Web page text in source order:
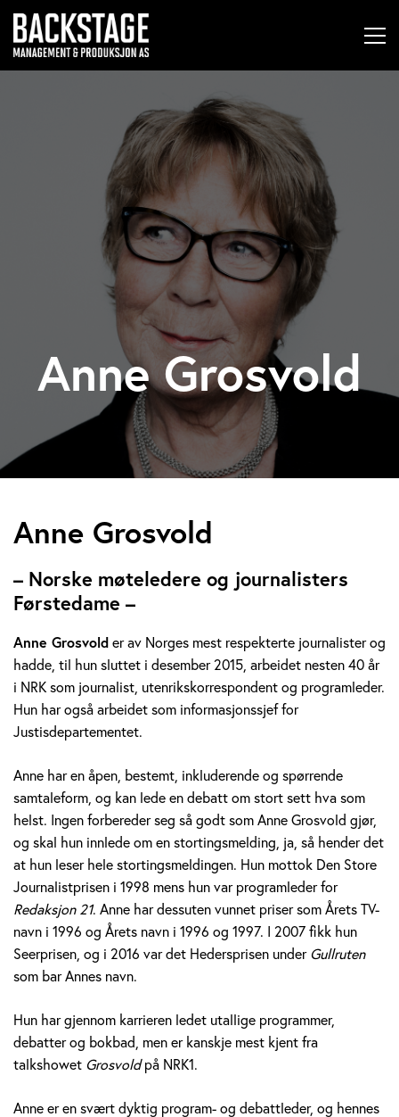
Anne Grosvold
A
n
n
e
G
r
s
v
o
l
d
Anne Grosvold
– Norske møteledere og journalisters
Førstedame –
Anne Grosvolder av Norges mest respekterte journalister og
hadde, til hun sluttet i desember 2015, arbeidet nesten 40 år
i NRK som journalist, utenrikskorrespondent og programleder.
Hun har også arbeidet som informasjonssjef for
Justisdepartementet.
Anne har en åpen, bestemt, inkluderende og spørrende
samtaleform, og kan lede en debatt om stort sett hva som
helst. Ingen forbereder seg så godt som Anne Grosvold gjør,
og skal hun innlede om en stortingsmelding, ja, så hender det
at hun leser hele stortingsmeldingen. Hun mottok Den Store
Journalistprisen i 1998 mens hun var programleder for
Redaksjon 21. Anne har dessuten vunnet priser som Årets TV-
navn i 1996 og Årets navn i 1996 og 1997. I 2007 fikk hun
Seerprisen, og i 2016 var det Hedersprisen underGullruten
som bar Annes navn.
Hun har gjennom karrieren ledet utallige programmer,
debatter og bokbad, men er kanskje mest kjent fra
talkshowet Grosvoldpå NRK1.
Anne er en svært dyktig program- og debattleder, og hennes